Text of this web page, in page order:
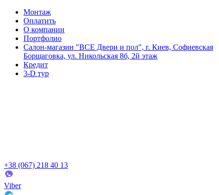
Монтаж
Оплатить
О компании
Портфолио
Салон-магазин "ВСЕ Двери и пол", г. Киев, Софиевская
Борщаговка, ул. Никольская 8б, 2й этаж
Кредит
3-D тур
+38 (067) 218 40 13
Viber